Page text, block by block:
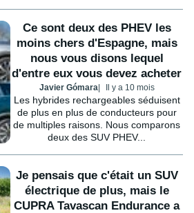
Ce sont deux des PHEV les
moins chers d'Espagne, mais
nous vous disons lequel
d'entre eux vous devez acheter
Javier Gómara Il y a 10 mois
Les hybrides rechargeables séduisent
de plus en plus de conducteurs pour
de multiples raisons. Nous comparons
deux des SUV PHEV...
Je pensais que c'était un SUV
électrique de plus, mais le
CUPRA Tavascan Endurance a